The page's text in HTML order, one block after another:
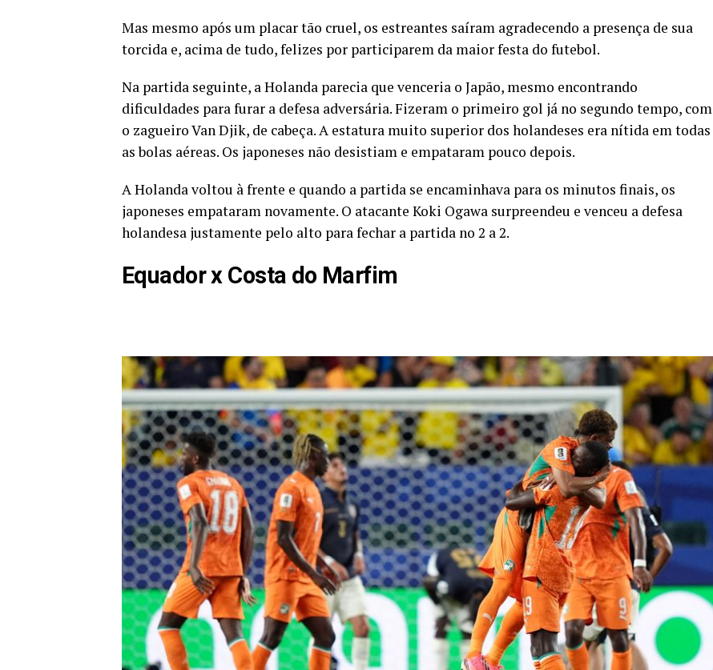
Mas mesmo após um placar tão cruel, os estreantes saíram agradecendo a presença de sua
torcida e, acima de tudo, felizes por participarem da maior festa do futebol.
Na partida seguinte, a Holanda parecia que venceria o Japão, mesmo encontrando
dificuldades para furar a defesa adversária. Fizeram o primeiro gol já no segundo tempo, com
o zagueiro Van Djik, de cabeça. A estatura muito superior dos holandeses era nítida em todas
as bolas aéreas. Os japoneses não desistiam e empataram pouco depois.
A Holanda voltou à frente e quando a partida se encaminhava para os minutos finais, os
japoneses empataram novamente. O atacante Koki Ogawa surpreendeu e venceu a defesa
holandesa justamente pelo alto parafechar a partida no 2 a 2.
Equador x Costa do Marfim